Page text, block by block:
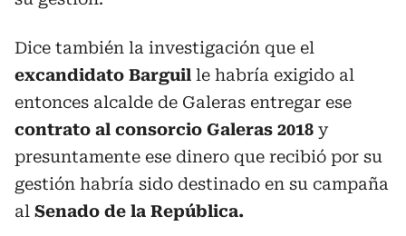
Dice también la investigación que el
excandidato Barguil le habría exigido al
entonces alcalde de Galeras entregar ese
contrato al consorcio Galeras 2018 y
presuntamente ese dinero que recibió por su
gestión habría sido destinado en su campaña
al Senado de la República.